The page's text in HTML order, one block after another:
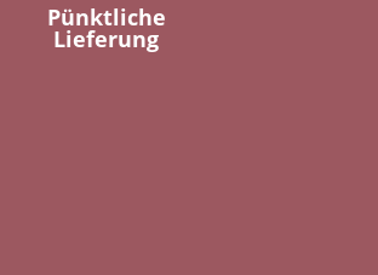
Pünktliche
Lieferung